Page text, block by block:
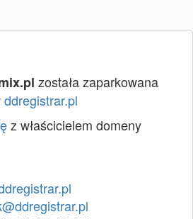
została zaparkowana
ddregistrar.pl
z właścicielem domeny